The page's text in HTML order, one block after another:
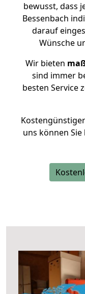
bewusst, dass
Bessenbach
darauf
Wünsche
Wir bieten
sind immer
besten Service
uns können Sie